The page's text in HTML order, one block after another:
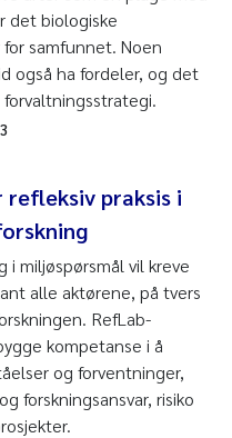
det biologiske
samfunnet. Noen
også ha fordeler, og det
praksis i
i miljøspørsmål vil kreve
alle aktørene, på tvers
RefLab-
kompetanse i å
og forventninger,
forskningsansvar, risiko